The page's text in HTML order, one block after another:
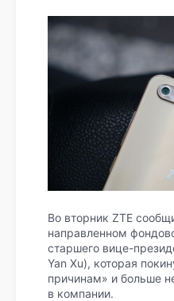
Во вторник ZTE
направленном
старшего вице-
Yan Xu), которая
причинам» и больше
в компании.